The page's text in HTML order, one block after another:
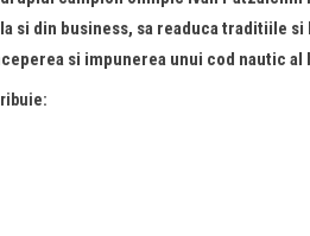
si din business, sa readuca traditiile
si impunerea unui cod nautic al